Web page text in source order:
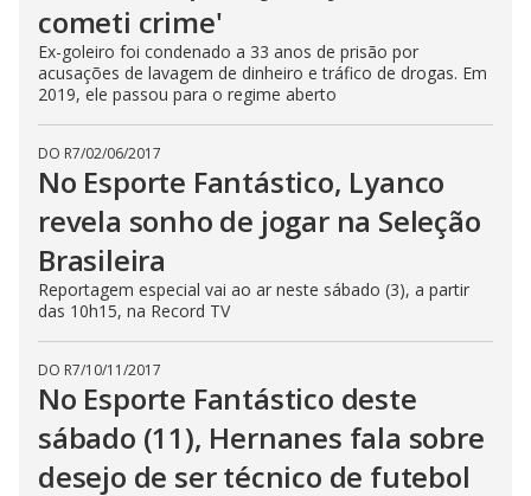
cometi crime'
Ex-goleiro foi condenado a 33 anos de prisão por
acusações de lavagem de dinheiro e tráfico de drogas. Em
2019, ele passou para o regime aberto
DO R7/02/06/2017
No Esporte Fantástico, Lyanco
revela sonho de jogar na Seleção
Brasileira
Reportagem especial vai ao ar neste sábado (3), a partir
das 10h15, na Record TV
DO R7/10/11/2017
No Esporte Fantástico deste
sábado (11), Hernanes fala sobre
desejo de ser técnico de futebol